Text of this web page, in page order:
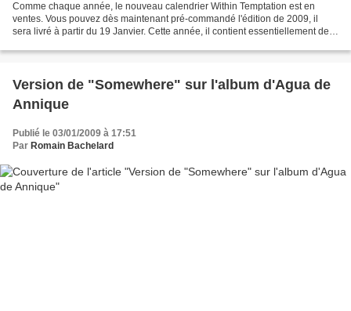
Comme chaque année, le nouveau calendrier Within Temptation est en
ventes. Vous pouvez dès maintenant pré-commandé l'édition de 2009, il
sera livré à partir du 19 Janvier. Cette année, il contient essentiellement des
Version de "Somewhere" sur l'album d'Agua de
Annique
Publié le 03/01/2009 à 17:51
Par Romain Bachelard